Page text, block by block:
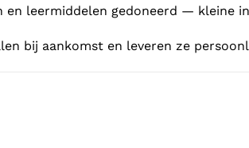
leermiddelen gedoneerd — kleine
bij aankomst en leveren ze